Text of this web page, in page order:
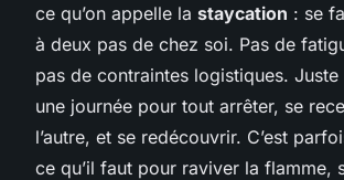
ce qu’on appelle la staycation : se
à deux pas de chez soi. Pas de
pas de contraintes logistiques.
une journée pour tout arrêter, se
l’autre, et se redécouvrir. C’est
ce qu’il faut pour raviver la flamme,